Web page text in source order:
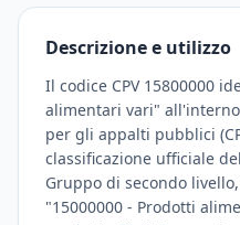
Descrizione e utilizzo
Il codice CPV 15800000
alimentari vari"
per gli appalti pubblici
classificazione ufficiale
Gruppo di secondo
"15000000 - Prodotti